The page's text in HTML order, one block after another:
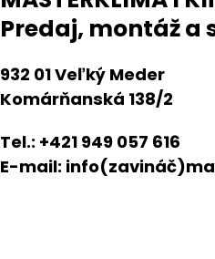
Predaj, montáž a
932 01 Veľký Meder
Komárňanská 138/2
Tel.: +421 949 057 616
E-mail: